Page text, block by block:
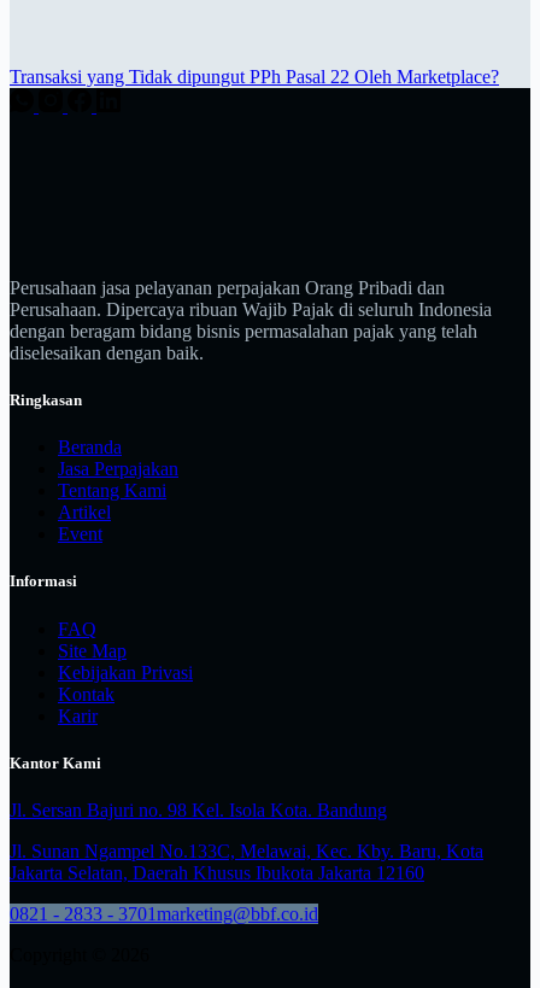
Transaksi yang Tidak dipungut PPh Pasal 22 Oleh Marketplace?
Perusahaan jasa pelayanan perpajakan Orang Pribadi dan
Perusahaan. Dipercaya ribuan Wajib Pajak di seluruh Indonesia
dengan beragam bidang bisnis permasalahan pajak yang telah
diselesaikan dengan baik.
Ringkasan
Beranda
Jasa Perpajakan
Tentang Kami
Artikel
Event
Informasi
FAQ
Site Map
Kebijakan Privasi
Kontak
Karir
Kantor Kami
Jl. Sersan Bajuri no. 98 Kel. Isola Kota. Bandung
Jl. Sunan Ngampel No.133C, Melawai, Kec. Kby. Baru, Kota
Jakarta Selatan, Daerah Khusus Ibukota Jakarta 12160
0821 - 2833 - 3701marketing@bbf.co.id